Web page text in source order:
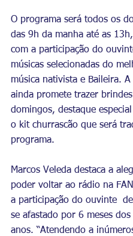
O programa será todos os
das 9h da manha até as
com a participação do
músicas selecionadas do
música nativista e Baileira. A
ainda promete trazer
domingos, destaque
o kit churrascão que será
programa.
Marcos Veleda destaca a
poder voltar ao rádio na
a participação do ouvinte
se afastado por 6 meses
anos. “Atendendo a